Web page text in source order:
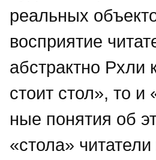
реальных
восприятие
абстрактно Рхли
стоит стол», то
ные понятия об
«стола»